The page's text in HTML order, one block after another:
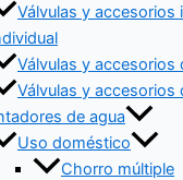
Válvulas y accesorios
Válvulas y accesorios
Válvulas y accesorios
de agua
Uso doméstico
Chorro múltiple